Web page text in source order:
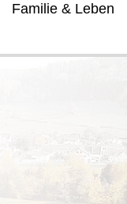
Familie & Leben